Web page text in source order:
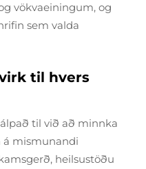
vökvaeiningum, og
sem valda
til hvers
til við að minnka
á mismunandi
heilsustöðu